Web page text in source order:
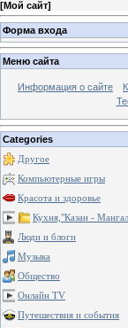
[Мой сайт]
Форма входа
Меню сайта
Информация о сайте
Categories
Другое
Компьютерные игры
Красота и здоровье
Кухня,"Казан -
Люди и блоги
Музыка
Общество
Онлайн TV
Путешествия и события